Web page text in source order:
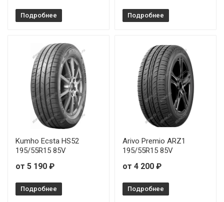
Подробнее Подробнее
Kumho Ecsta HS52
195/55R15 85V
от 5 190 ₽
Подробнее
Arivo Premio ARZ1
195/55R15 85V
от 4 200 ₽
Подробнее